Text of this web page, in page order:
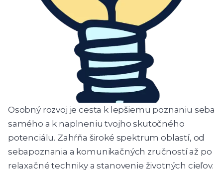
Osobný rozvoj je cesta k lepšiemu poznaniu seba
samého a k naplneniu tvojho skutočného
potenciálu. Zahŕňa široké spektrum oblastí, od
sebapoznania a komunikačných zručností až po
relaxačné techniky a stanovenie životných cieľov.